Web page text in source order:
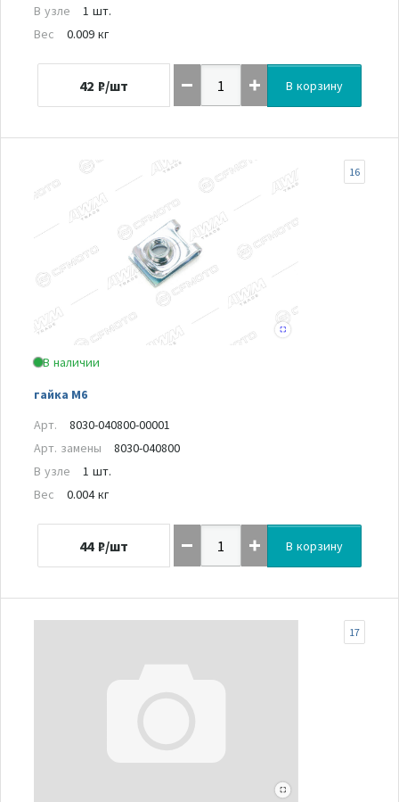
В узле
1 шт.
Вес
0.009 кг
42 ₽/шт В корзину
В наличии
гайка М6
16
Арт.
8030-040800-00001
Арт. замены
8030-040800
В узле
1 шт.
Вес
0.004 кг
44 ₽/шт В корзину
17